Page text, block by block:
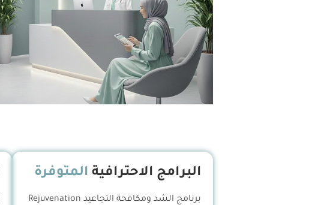
البرامج الاحترافية المتوفرة
برنامج الشد ومكافحة التجاعيد Rejuvenation